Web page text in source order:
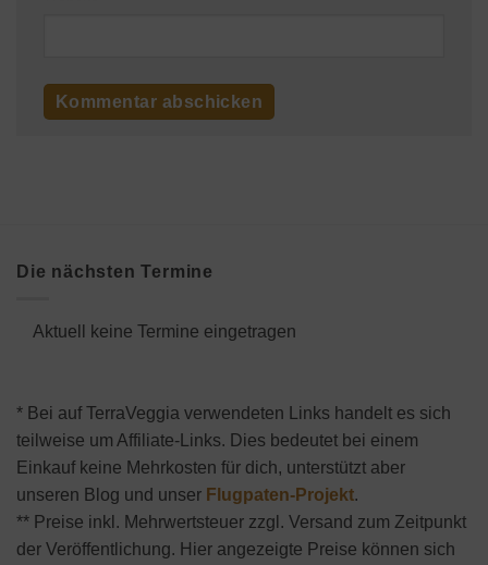
Die nächsten Termine
Aktuell keine Termine eingetragen
* Bei auf TerraVeggia verwendeten Links handelt es sich
teilweise um Affiliate-Links. Dies bedeutet bei einem
Einkauf keine Mehrkosten für dich, unterstützt aber
unseren Blog und unser Flugpaten-Projekt.
** Preise inkl. Mehrwertsteuer zzgl. Versand zum Zeitpunkt
der Veröffentlichung. Hier angezeigte Preise können sich